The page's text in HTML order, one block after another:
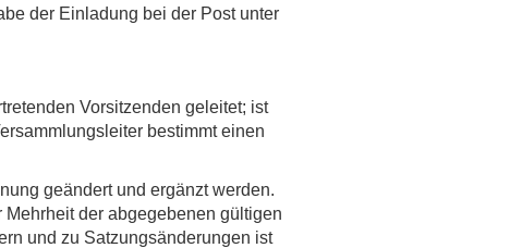
der Einladung bei der Post unter
Vorsitzenden geleitet; ist
bestimmt einen
geändert und ergänzt werden.
der abgegebenen gültigen
und zu Satzungsänderungen ist